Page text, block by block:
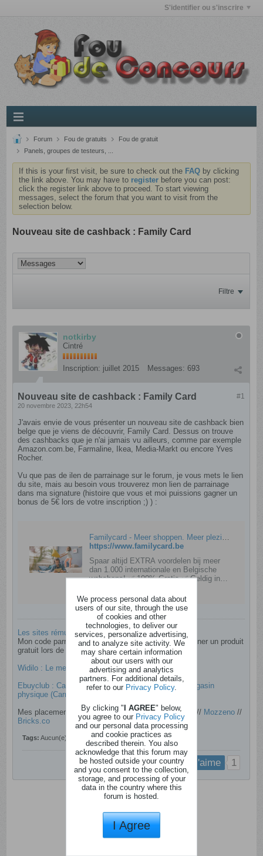
S'identifier ou s'inscrire
Forum Fou de gratuits
Fou de gratuit
Panels, groupes de testeurs, ...
If this is your first visit, be sure to check out the FAQ by clicking
the link above. You may have to register before you can post:
click the register link above to proceed. To start viewing
messages, select the forum that you want to visit from the
selection below.
Nouveau site de cashback : Family Card
Filtre
notkirby
Cintré
Inscription: juillet 2015 Messages: 693
#1
Nouveau site de cashback : Family Card
20 novembre 2023, 22h54
J'avais envie de vous présenter un nouveau site de cashback bien
belge que je viens de découvrir, Family Card. Dessus on trouve
des cashbacks que je n'ai jamais vu ailleurs, comme par exemple
Amazon.com.be, Farmaline, Ikea, Media-Markt ou encore Yves
Rocher.
Vu que pas de ilen de parrainage sur le forum, je vous mets le lien
du site, mais au besoin vous trouverez mon lien de parrainage
dans ma signature (histoire que vous et moi puissions gagner un
bonus de 5€ lors de votre inscription ;) ) :
Familycard - Meer shoppen. Meer plezier. Meer krijgen.
https://www.familycard.be
Spaar altijd EXTRA voordelen bij meer
dan 1.000 internationale en Belgische
webshops! ✅ 100% Gratis ✅ Geldig in
Les sites rémunérateurs que je test
Mon code parrain Shopmium qui vous permet de gagner un produit
gratuit lors de votre inscription :B93W8
Widilo : Le meilleur site de cashbacks actuellement !
Ebuyclub : Cashback sur Amazon mais aussi en magasin
physique (Carrefour par exemple)
Mes placements faciles et pas cher :Trade-republic ​ // Mozzeno //
Bricks.co
Tags: Aucun(e)
j'aime 1
We process personal data about
users of our site, through the use
of cookies and other
technologies, to deliver our
services, personalize advertising,
and to analyze site activity. We
may share certain information
about our users with our
advertising and analytics
partners. For additional details,
refer to our Privacy Policy.
By clicking "I AGREE" below,
you agree to our Privacy Policy
and our personal data processing
and cookie practices as
described therein. You also
acknowledge that this forum may
be hosted outside your country
and you consent to the collection,
storage, and processing of your
data in the country where this
forum is hosted.
I Agree